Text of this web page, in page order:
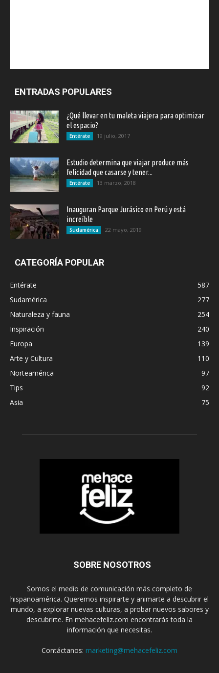
ENTRADAS POPULARES
¿Qué llevar en tu maleta viajera para optimizar
el espacio?
Entérate 19 julio, 2017
Estudio determina que viajar produce más
felicidad que casarse y tener...
Entérate 13 marzo, 2018
Inauguran Parque Jurásico en Perú y está
increíble
Sudamérica 22 mayo, 2019
CATEGORÍA POPULAR
Entérate
587
Sudamérica
277
Naturaleza y fauna
254
Inspiración
240
Europa
139
Arte y Cultura
110
Norteamérica
97
Tips
92
Asia
75
SOBRE NOSOTROS
Somos el medio de comunicación más completo de
hispanoamérica. Queremos inspirarte y animarte a descubrir el
mundo, a explorar nuevas culturas, a probar nuevos sabores y
descubrirte. En mehacefeliz.com encontrarás toda la
información que necesitas.
Contáctanos: marketing@mehacefeliz.com